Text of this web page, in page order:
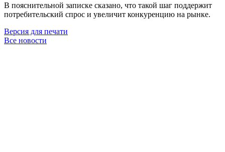
В пояснительной записке сказано, что такой шаг поддержит
потребительский спрос и увеличит конкуренцию на рынке.
Версия для печати
Все новости